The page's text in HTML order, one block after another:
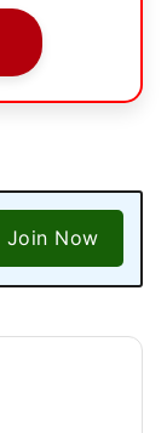
Join Now